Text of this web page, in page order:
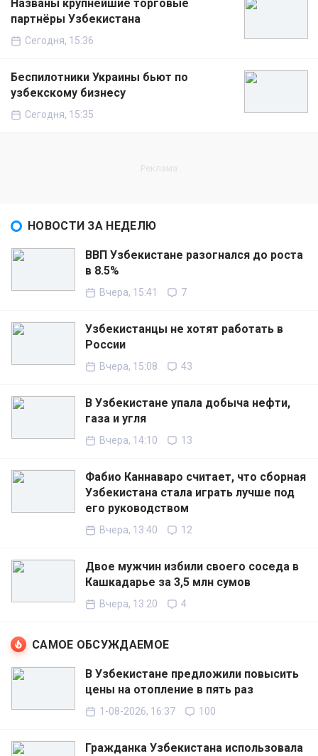
Названы крупнейшие торговые
партнёры Узбекистана
Сегодня, 15:36
Беспилотники Украины бьют по
узбекскому бизнесу
Сегодня, 15:35
НОВОСТИ ЗА НЕДЕЛЮ
ВВП Узбекистане разогнался до роста
в 8.5%
Вчера, 15:41 7
Узбекистанцы не хотят работать в
России
Вчера, 15:08 43
В Узбекистане упала добыча нефти,
газа и угля
Вчера, 14:10 13
Фабио Каннаваро считает, что сборная
Узбекистана стала играть лучше под
его руководством
Вчера, 13:40 12
Двое мужчин избили своего соседа в
Кашкадарье за 3,5 млн сумов
Вчера, 13:20 4
САМОЕ ОБСУЖДАЕМОЕ
В Узбекистане предложили повысить
цены на отопление в пять раз
1-08-2026, 16:37 100
Гражданка Узбекистана использовала